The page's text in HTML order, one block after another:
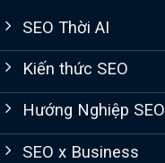
SEO Thời AI
Kiến thức SEO
Hướng Nghiệp SEO
SEO x Business